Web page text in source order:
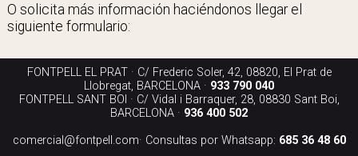
O solicita más información haciéndonos llegar el
siguiente formulario:
FONTPELL EL PRAT · C/ Frederic Soler, 42, 08820, El Prat de
Llobregat, BARCELONA · 933 790 040
FONTPELL SANT BOI · C/ Vidal i Barraquer, 28, 08830 Sant Boi,
BARCELONA · 936 400 502
comercial@fontpell.com· Consultas por Whatsapp: 685 36 48 60